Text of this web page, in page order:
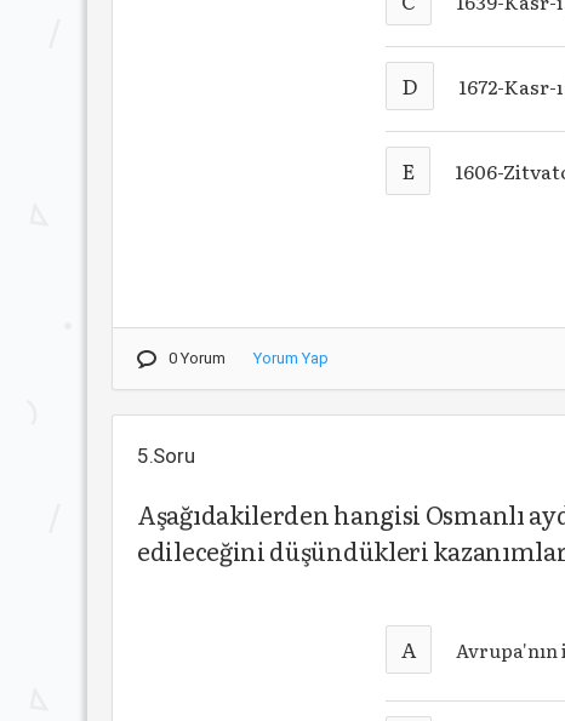
D 1672-
E 1606-
0 Yorum Yorum Yap
5.Soru
Aşağıdakilerden hangisi Osmanlı
edileceğini düşündükleri
A Avrupa'nın